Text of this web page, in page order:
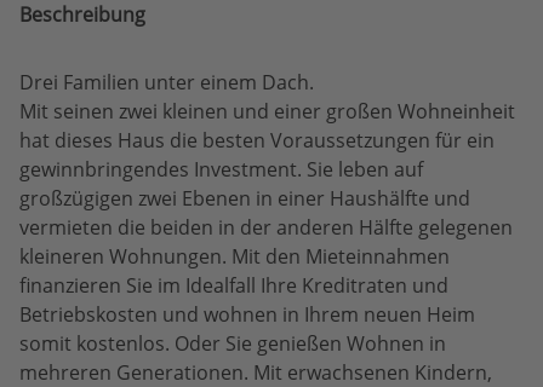
Beschreibung
Drei Familien unter einem Dach.
Mit seinen zwei kleinen und einer großen Wohneinheit
hat dieses Haus die besten Voraussetzungen für ein
gewinnbringendes Investment. Sie leben auf
großzügigen zwei Ebenen in einer Haushälfte und
vermieten die beiden in der anderen Hälfte gelegenen
kleineren Wohnungen. Mit den Mieteinnahmen
finanzieren Sie im Idealfall Ihre Kreditraten und
Betriebskosten und wohnen in Ihrem neuen Heim
somit kostenlos. Oder Sie genießen Wohnen in
mehreren Generationen. Mit erwachsenen Kindern,